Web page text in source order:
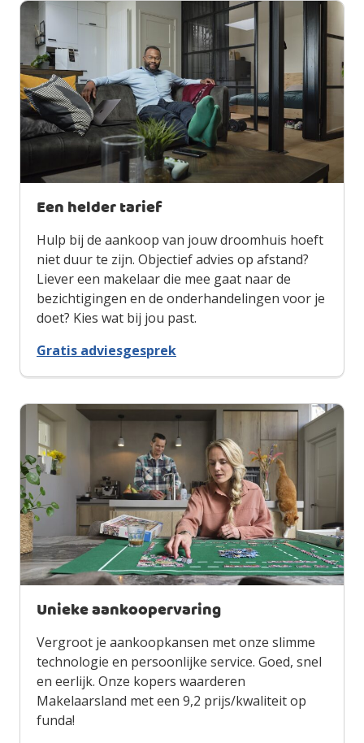
Een helder tarief
Hulp bij de aankoop van jouw droomhuis hoeft
niet duur te zijn. Objectief advies op afstand?
Liever een makelaar die mee gaat naar de
bezichtigingen en de onderhandelingen voor je
doet? Kies wat bij jou past.
Gratis adviesgesprek
Unieke aankoopervaring
Vergroot je aankoopkansen met onze slimme
technologie en persoonlijke service. Goed, snel
en eerlijk. Onze kopers waarderen
Makelaarsland met een 9,2 prijs/kwaliteit op
funda!